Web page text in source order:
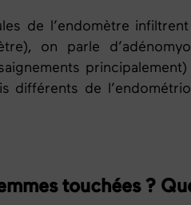
de l’endomètre
on parle
différents de
touchées ?